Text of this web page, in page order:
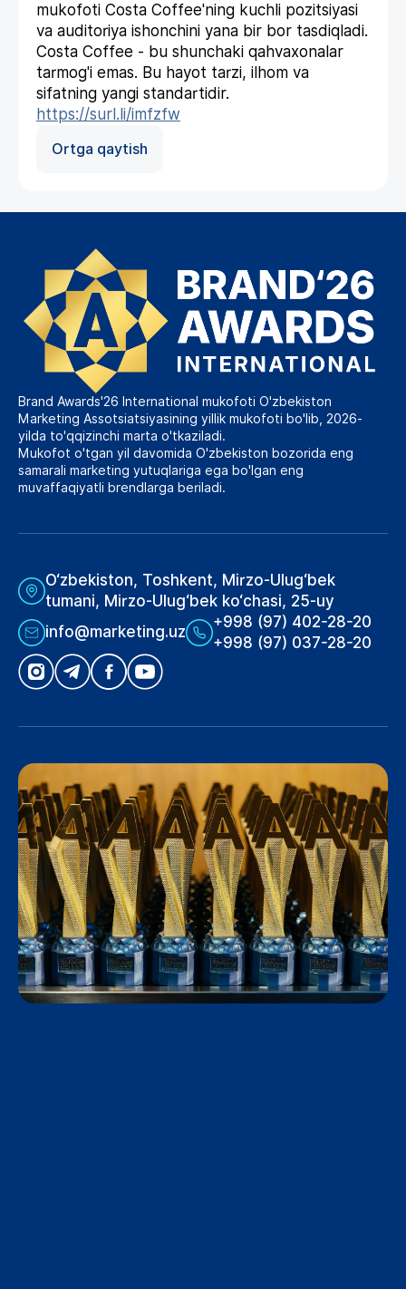
mukofoti Costa Coffee'ning kuchli pozitsiyasi
va auditoriya ishonchini yana bir bor tasdiqladi.
Costa Coffee - bu shunchaki qahvaxonalar
tarmog'i emas. Bu hayot tarzi, ilhom va
sifatning yangi standartidir.
https://surl.li/imfzfw
Ortga qaytish
Brand Awards'26 International mukofoti O'zbekiston
Marketing Assotsiatsiyasining yillik mukofoti bo'lib, 2026-
yilda to'qqizinchi marta o'tkaziladi.
Mukofot o'tgan yil davomida O'zbekiston bozorida eng
samarali marketing yutuqlariga ega bo'lgan eng
muvaffaqiyatli brendlarga beriladi.
O‘zbekiston, Toshkent, Mirzo-Ulug‘bek
tumani, Mirzo-Ulug‘bek ko‘chasi, 25-uy
info@marketing.uz
+998 (97) 402-28-20
+998 (97) 037-28-20